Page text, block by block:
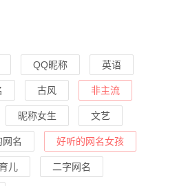
QQ昵称 英语
古风 非主流
昵称女生 文艺
名 好听的网名女孩
育儿 二字网名